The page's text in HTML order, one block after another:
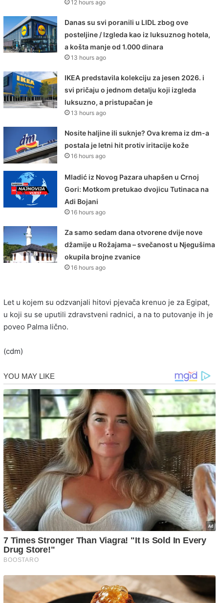
12 hours ago
Danas su svi poranili u LIDL zbog ove
posteljine / Izgleda kao iz luksuznog hotela,
a košta manje od 1.000 dinara
13 hours ago
IKEA predstavila kolekciju za jesen 2026. i
svi pričaju o jednom detalju koji izgleda
luksuzno, a pristupačan je
13 hours ago
Nosite haljine ili suknje? Ova krema iz dm-a
postala je letni hit protiv iritacije kože
16 hours ago
Mladić iz Novog Pazara uhapšen u Crnoj
Gori: Motkom pretukao dvojicu Tutinaca na
Adi Bojani
16 hours ago
Za samo sedam dana otvorene dvije nove
džamije u Rožajama – svečanost u Njegušima
okupila brojne zvanice
16 hours ago
Let u kojem su odzvanjali hitovi pjevača krenuo je za Egipat,
u koji su se uputili zdravstveni radnici, a na to putovanje ih je
poveo Palma lično.
(cdm)